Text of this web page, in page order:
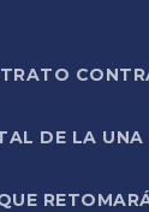
DE LA